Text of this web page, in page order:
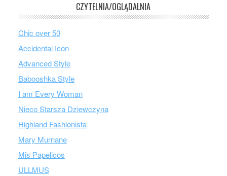
CZYTELNIA/OGLĄDALNIA
Chic over 50
Accidental Icon
Advanced Style
Babooshka Style
I am Every Woman
Nieco Starsza Dziewczyna
Highland Fashionista
Mary Murnane
Mis Papelicos
ULLMUS